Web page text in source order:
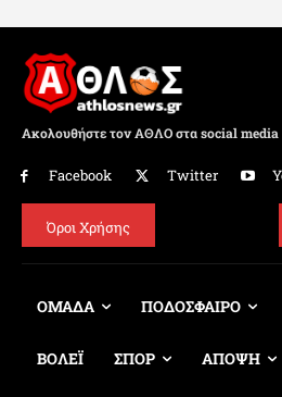
Ακολουθήστε τον ΑΘΛΟ στα social media
Facebook Twitter
Όροι Χρήσης
ΟΜΑΔΑ ΠΟΔΟΣΦΑΙΡΟ
ΒΟΛΕΪ ΣΠΟΡ ΑΠΟΨΗ